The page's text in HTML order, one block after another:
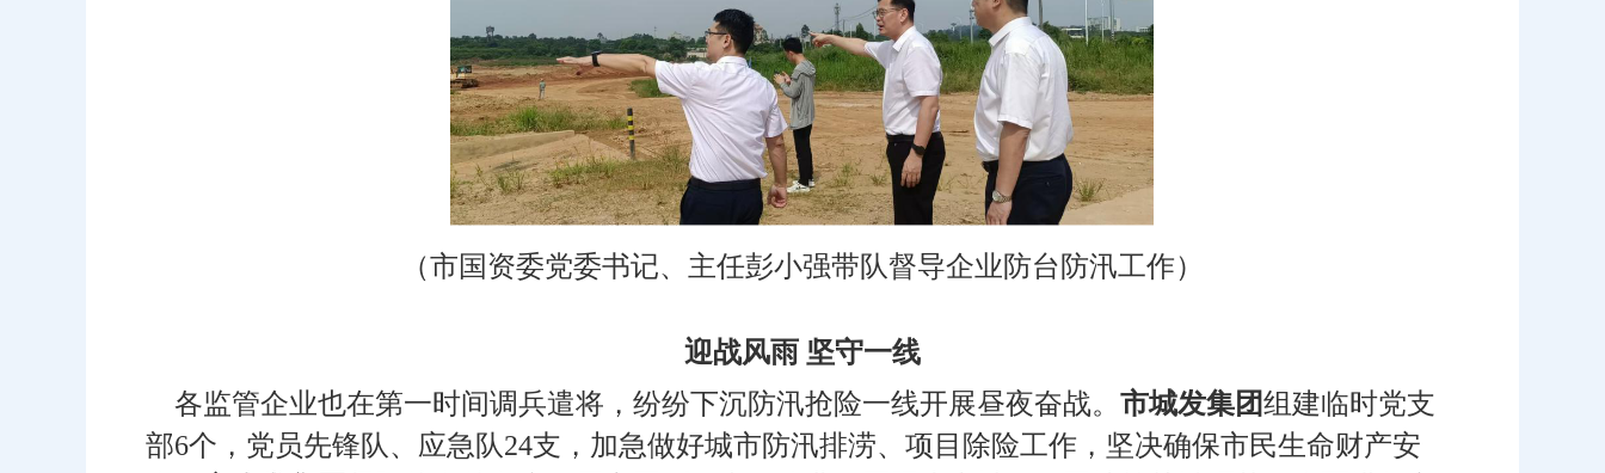
（市国资委党委书记、主任彭小强带队督导企业防台防汛工作）
迎战风雨 坚守一线
各监管企业也在第一时间调兵遣将，纷纷下沉防汛抢险一线开展昼夜奋战。 市城发集团组建临时党支
部6个，党员先锋队、应急队24支，加急做好城市防汛排涝、项目除险工作，坚决确保市民生命财产安